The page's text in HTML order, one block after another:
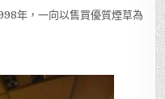
年，一向以售買優質煙草為